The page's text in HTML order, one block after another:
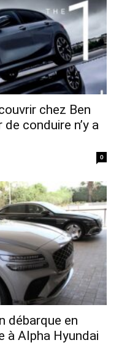
chez Ben
conduire n’y a
0
débarque en
à Alpha Hyundai